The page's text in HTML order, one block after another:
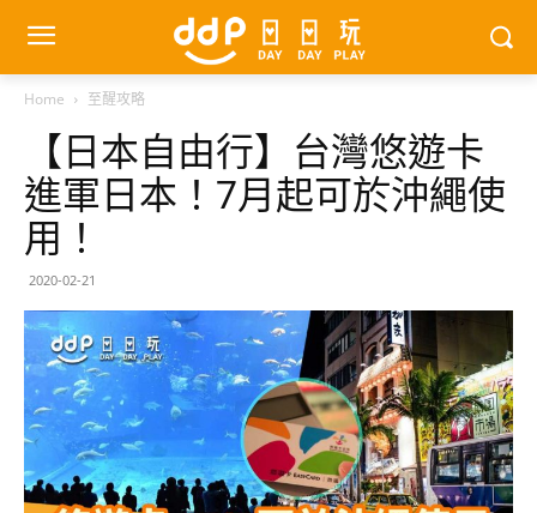
Home 至醒攻略
【日本自由行】台灣悠遊卡
進軍日本！7月起可於沖繩使
用！
2020-02-21